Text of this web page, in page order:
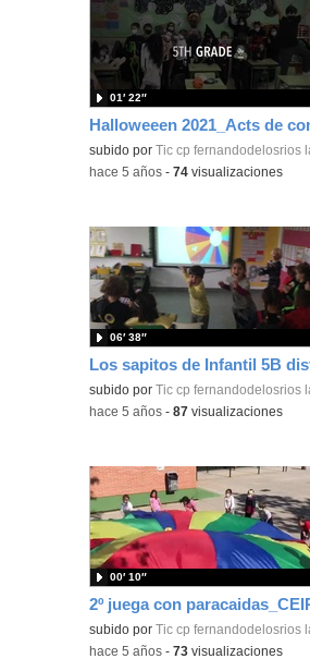
Contenido educativo.
subido por Tic cp fernandodelosrios
01′ 22″
-hace 5 años -74 visualizaciones
Contenido educativo.
subido por Tic cp fernandodelosrios
06′ 38″
-hace 5 años -87 visualizaciones
Contenido educativo.
subido por Tic cp fernandodelosrios
00′ 10″
-hace 5 años -73 visualizaciones